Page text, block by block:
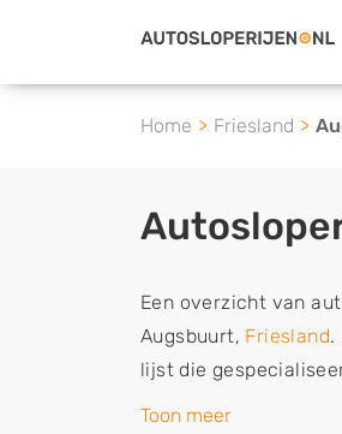
Home Friesland
Een overzicht van
Augsbuurt, Friesland.
lijst die
sloopauto
Toon meer